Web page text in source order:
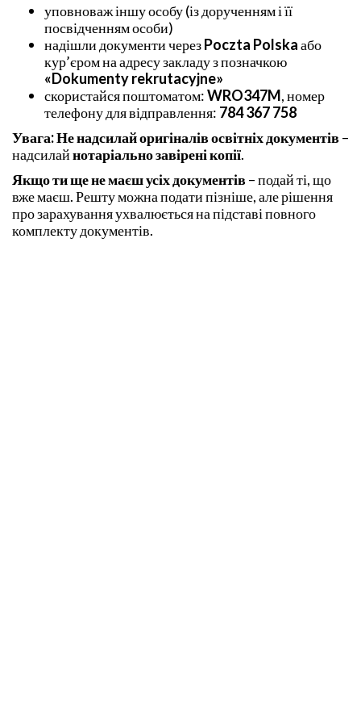
уповноваж іншу особу (із дорученням і її
посвідченням особи)
надішли документи черезPoczta Polskaабо
кур’єром на адресу закладу з позначкою
«Dokumenty rekrutacyjne»
скористайся поштоматом:WRO347M, номер
телефону для відправлення: 784 367 758
Увага:Не надсилай оригіналів освітніх документів–
надсилайнотаріально завірені копії.
Якщо ти ще не маєш усіх документів– подай ті, що
вже маєш. Решту можна подати пізніше, але рішення
про зарахування ухвалюється на підставі повного
комплекту документів.